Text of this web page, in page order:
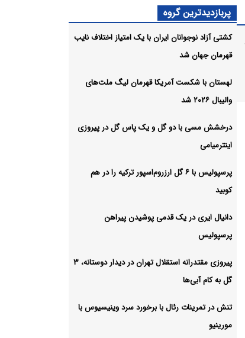
پربازدیدترین گروه
کشتی آزاد نوجوانان ایران با یک امتیاز اختلاف نایب
قهرمان جهان شد
لهستان با شکست آمریکا قهرمان لیگ ملت‌های
والیبال ۲۰۲۶ شد
درخشش مسی با دو گل و یک پاس گل در پیروزی
اینترمیامی
پرسپولیس با ۶ گل ارزروم‌اسپور ترکیه را در هم
کوبید
دانیال ایری در یک قدمی پوشیدن پیراهن
پرسپولیس
پیروزی مقتدرانه استقلال تهران در دیدار دوستانه، ۳
گل به کام آبی‌ها
تنش در تمرینات رئال با برخورد سرد وینیسیوس با
مورینیو